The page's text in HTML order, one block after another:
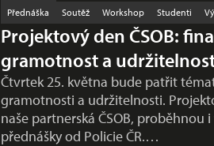
Přednáška Soutěž Workshop Studenti
Projektový den ČSOB:
gramotnost a
Čtvrtek 25. května bude patřit
gramotnosti a udržitelnosti.
naše partnerská ČSOB, proběhnou
přednášky od Policie ČR.…